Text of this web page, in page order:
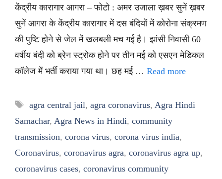
केंद्रीय कारागार आगरा – फोटो : अमर उजाला ख़बर सुनें ख़बर
सुनें आगरा के केंद्रीय कारागार में दस बंदियों में कोरोना संक्रमण
की पुष्टि होने से जेल में खलबली मच गई है। झांसी निवासी 60
वर्षीय बंदी को ब्रेन स्ट्रोक होने पर तीन मई को एसएन मेडिकल
कॉलेज में भर्ती कराया गया था। छह मई … Read more
Tags
agra central jail, agra coronavirus, Agra Hindi
Samachar, Agra News in Hindi, community
transmission, corona virus, corona virus india,
Coronavirus, coronavirus agra, coronavirus agra up,
coronavirus cases, coronavirus community